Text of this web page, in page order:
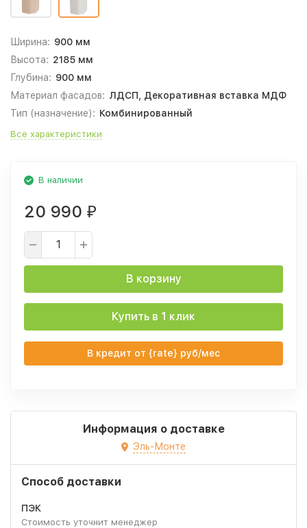
Ширина: 900 мм
Высота: 2185 мм
Глубина: 900 мм
Материал фасадов: ЛДСП, Декоративная вставка МДФ
Тип (назначение): Комбинированный
Все характеристики
В наличии
20 990 ₽
В корзину
Купить в 1 клик
В кредит от {rate} руб/мес
Информация о доставке
Эль-Монте
Способ доставки
ПЭК
Стоимость уточнит менеджер